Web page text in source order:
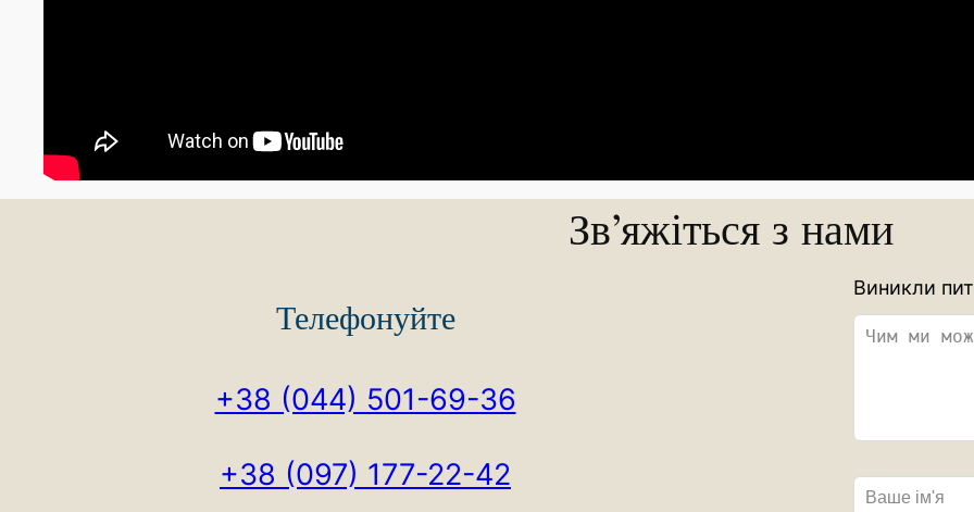
Зв’яжіться з нами
Телефонуйте
+38 (044) 501-69-36
+38 (097) 177-22-42
L
e
Виникли